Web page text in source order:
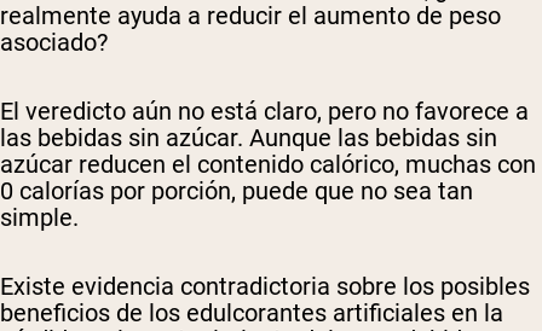
realmente ayuda a reducir el aumento de peso
asociado?
El veredicto aún no está claro, pero no favorece a
las bebidas sin azúcar. Aunque las bebidas sin
azúcar reducen el contenido calórico, muchas con
0 calorías por porción, puede que no sea tan
simple.
Existe evidencia contradictoria sobre los posibles
beneficios de los edulcorantes artificiales en la